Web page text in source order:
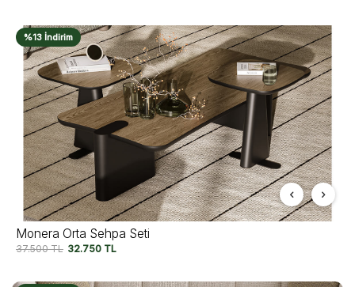
%13 İndirim
Monera Orta Sehpa Seti
37.500TL 32.750 TL